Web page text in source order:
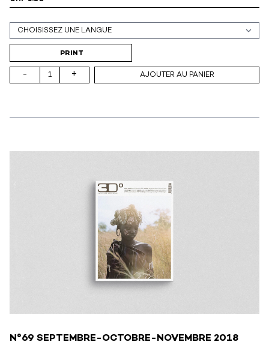
Support (print ou digital)
PRINT
- + AJOUTER AU PANIER
N°69 SEPTEMBRE-OCTOBRE-NOVEMBRE 2018